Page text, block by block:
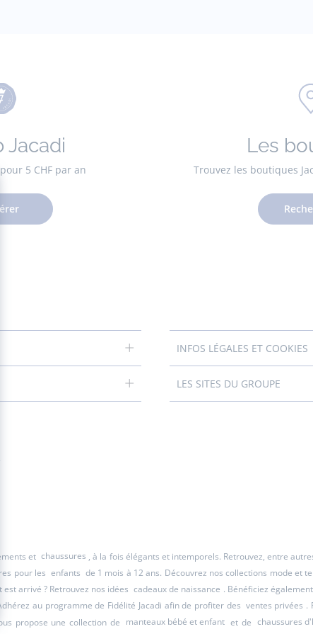
Jacadi
5 CHF par an
Les
Trouvez les boutiques
INFOS LÉGALES ET COOKIES
LES SITES DU GROUPE
et chaussures , à la fois élégants et intemporels. Retrouvez, entre
pour les enfants de 1 mois à 12 ans. Découvrez nos collections mode et
arrivé ? Retrouvez nos idées cadeaux de naissance . Bénéficiez
au programme de Fidélité Jacadi afin de profiter des ventes privées .
propose une collection de manteaux bébé et enfant et de chaussures